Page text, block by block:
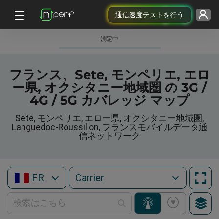
通信速度テストを行う
測定中
フランス、Sete, モンペリエ, エロ
ー県, オクシタニー地域圏 の 3G /
4G / 5G カバレッジ マップ
Sete, モンペリエ, エロー県, オクシタニー地域圏,
Languedoc-Roussillon, フランスモバイルデータ通
信ネットワーク
FR